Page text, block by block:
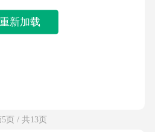
重新加载
5页 / 共13页